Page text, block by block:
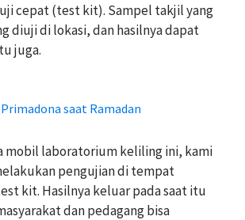
cepat (test kit). Sampel takjil yang
diuji di lokasi, dan hasilnya dapat
juga.
saat Ramadan
mobil laboratorium keliling ini, kami
pengujian di tempat
kit. Hasilnya keluar pada saat itu
dan pedagang bisa